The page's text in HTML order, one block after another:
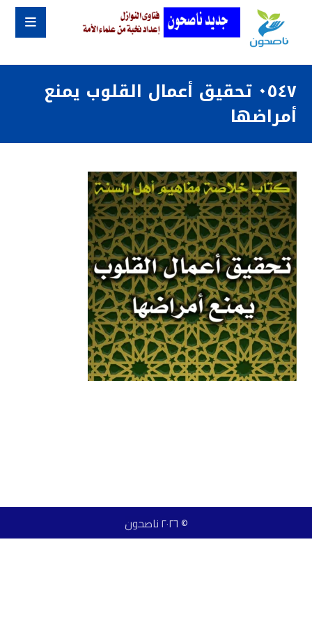
٠٥٤٧ تحقيق أعمال القلوب يمنع
أمراضها
© ٢٠٢٦ ناصحون